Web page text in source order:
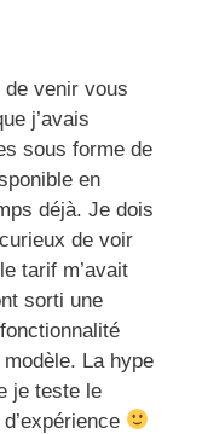
de venir vous
j’avais
sous forme de
en
déjà. Je dois
de voir
tarif m’avait
sorti une
La hype
je teste le